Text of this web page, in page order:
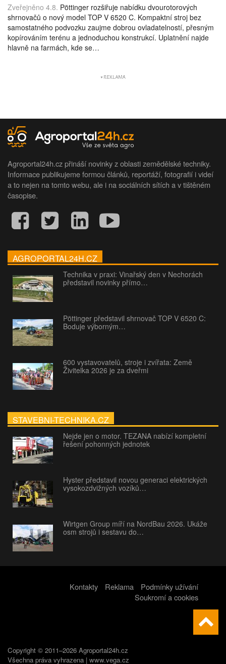
Zveřejněno 4.8. Pöttinger rozšiřuje nabídku dvourotorových
shrnovačů o nový model TOP V 6520 C. Kompaktní stroj bez
samostatného podvozku zaujme dobrou ovladatelností, přesným
kopírováním terénu a jednoduchou konstrukcí. Uplatnění najde
hlavně na farmách, kde se…
Agroportal24h.cz přináší novinky z oblasti zemědělské techniky.
Informace publikujeme formou článků, reportáží, fotografií i videí
a to nejen na tomto webu, ale i na sociálních sítích a v tištěném
časopise.
AGROPORTAL24H.CZ
Technika v praxi: Vinařský den v Nechorách
představil novinky přímo…
Pöttinger představil shrnovač TOP V 6520 C:
Boduje výborným…
600 vystavovatelů, stroje i zvířata: Země
Živitelka 2026 je za dveřmi
STAVEBNI-TECHNIKA.CZ
Nejde jen o motor. TEZANA nabízí kompletní
řešení pohonných jednotek
Hyster představil novou generaci elektrických
vysokozdvižných vozíků…
Wirtgen Group míří na NordBau 2026. Ukáže
osm strojů i sestavu do…
Kontakty Reklama
Podmínky užívání
Soukromí a cookies
Copyright © 2011–2026 Agroportal24h.cz
Všechna práva vyhrazena | www.vega.cz